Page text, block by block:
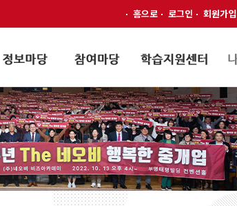
홈으로 로그인 회원가입